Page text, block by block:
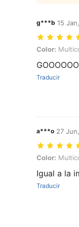
g***b 15
Color:
Color:
Traducir
a***o 27
Color:
Color:
Igual a la
Traducir